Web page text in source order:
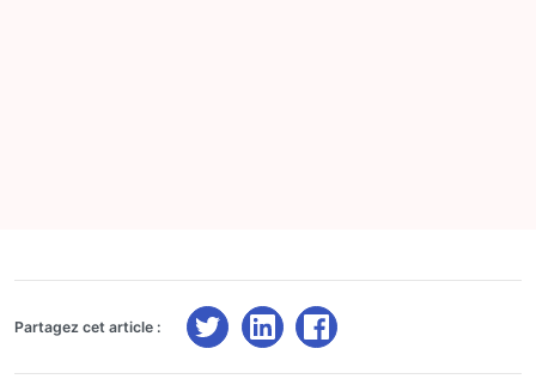
Partagez cet article :